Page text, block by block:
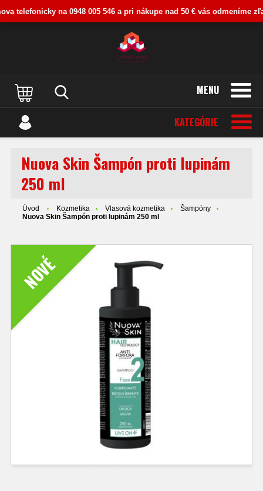
MENU
KATEGÓRIE
Nuova Skin Šampón proti lupinám
250 ml
Úvod Kozmetika Vlasová kozmetika
Šampóny
Nuova Skin Šampón proti lupinám 250 ml
NOVÉ
telefonicky na 0948 005 546 a pri nákupe nad 50 € vás odmeníme